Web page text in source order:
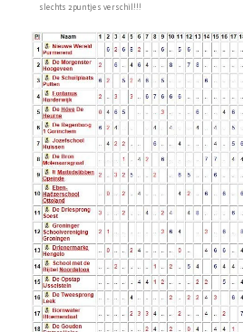
slechts 2 puntjes verschil!!!